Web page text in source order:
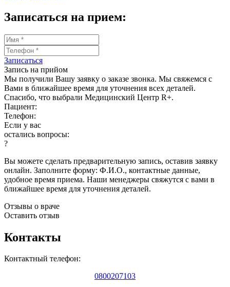
Записаться на прием:
Записаться
Запись на прийом
Мы получили Вашу заявку о заказе звонка. Мы свяжемся с
Вами в ближайшее время для уточнения всех деталей.
Спасибо, что выбрали Медицинский Центр R+.
Пациент:
Телефон:
Если у вас
остались вопросы:
?
Вы можете сделать предварительную запись, оставив заявку
онлайн. Заполните форму: Ф.И.О., контактные данные,
удобное время приема. Наши менеджеры свяжутся с вами в
ближайшее время для уточнения деталей.
Отзывы о враче
Оставить отзыв
Контакты
Контактный телефон:
0800207103